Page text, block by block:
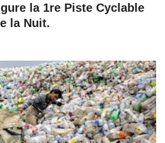
la 1re Piste Cyclable
la Nuit.